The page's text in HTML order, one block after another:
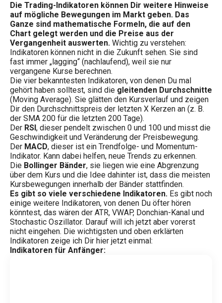
Die Trading-Indikatoren können Dir weitere Hinweise
auf mögliche Bewegungen im Markt geben. Das
Ganze sind mathematische Formeln, die auf den
Chart gelegt werden und die Preise aus der
Vergangenheit auswerten. Wichtig zu verstehen:
Indikatoren können nicht in die Zukunft sehen. Sie sind
fast immer „lagging“ (nachlaufend), weil sie nur
vergangene Kurse berechnen.
Die vier bekanntesten Indikatoren, von denen Du mal
gehört haben solltest, sind die gleitenden Durchschnitte
(Moving Average). Sie glätten den Kursverlauf und zeigen
Dir den Durchschnittspreis der letzten X Kerzen an (z. B.
der SMA 200 für die letzten 200 Tage).
Der RSI, dieser pendelt zwischen 0 und 100 und misst die
Geschwindigkeit und Veränderung der Preisbewegung.
Der MACD, dieser ist ein Trendfolge- und Momentum-
Indikator. Kann dabei helfen, neue Trends zu erkennen.
Die Bollinger Bänder, sie liegen wie eine Abgrenzung
über dem Kurs und die Idee dahinter ist, dass die meisten
Kursbewegungen innerhalb der Bänder stattfinden.
Es gibt so viele verschiedene Indikatoren. Es gibt noch
einige weitere Indikatoren, von denen Du öfter hören
könntest, das wären der ATR, VWAP, Donchian-Kanal und
Stochastic Oszillator. Darauf will ich jetzt aber vorerst
nicht eingehen. Die wichtigsten und oben erklärten
Indikatoren zeige ich Dir hier jetzt einmal:
Indikatoren für Anfänger: